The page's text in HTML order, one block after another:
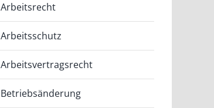
Arbeitsrecht
Arbeitsschutz
Arbeitsvertragsrecht
Betriebsänderung